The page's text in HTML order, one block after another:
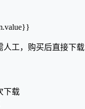
人工，购买后直接下载
下载